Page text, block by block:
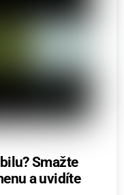
Smažte
a uvidíte